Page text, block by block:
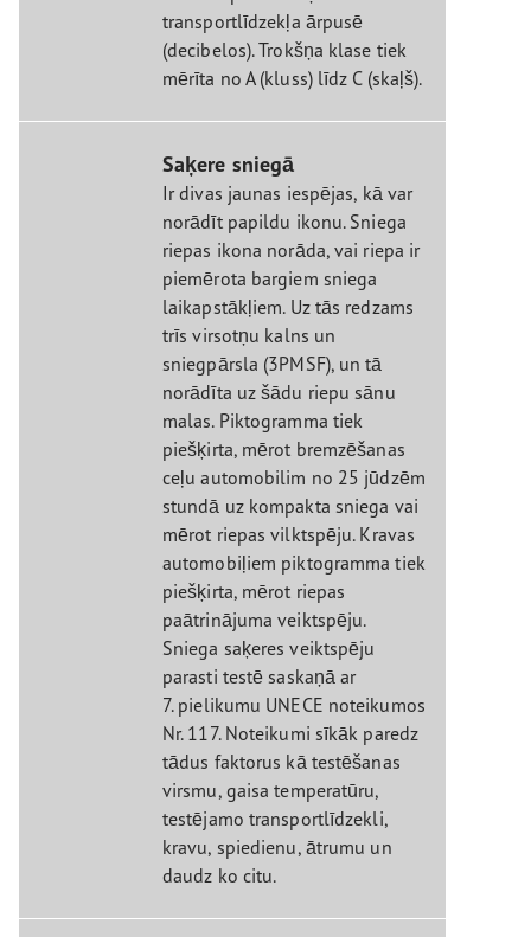
transportlīdzekļa ārpusē
(decibelos). Trokšņa klase tiek
mērīta no A (kluss) līdz C (skaļš).
Saķere sniegā
Ir divas jaunas iespējas, kā var
norādīt papildu ikonu. Sniega
riepas ikona norāda, vai riepa ir
piemērota bargiem sniega
laikapstākļiem. Uz tās redzams
trīs virsotņu kalns un
sniegpārsla (3PMSF), un tā
norādīta uz šādu riepu sānu
malas. Piktogramma tiek
piešķirta, mērot bremzēšanas
ceļu automobilim no 25 jūdzēm
stundā uz kompakta sniega vai
mērot riepas vilktspēju. Kravas
automobiļiem piktogramma tiek
piešķirta, mērot riepas
paātrinājuma veiktspēju.
Sniega saķeres veiktspēju
parasti testē saskaņā ar
7. pielikumu UNECE noteikumos
Nr. 117. Noteikumi sīkāk paredz
tādus faktorus kā testēšanas
virsmu, gaisa temperatūru,
testējamo transportlīdzekli,
kravu, spiedienu, ātrumu un
daudz ko citu.